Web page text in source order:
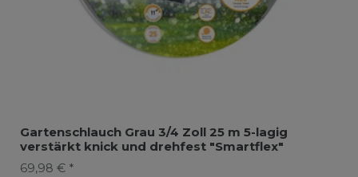
Gartenschlauch Grau 3/4 Zoll 25 m 5-lagig
verstärkt knick und drehfest "Smartflex"
69,98 € *